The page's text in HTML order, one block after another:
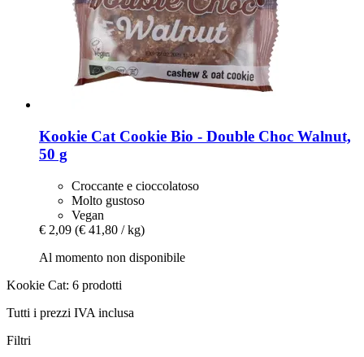
Kookie Cat Cookie Bio -​ Double Choc Walnut,
50 g
Croccante e cioccolatoso
Molto gustoso
Vegan
€ 2,09 (€ 41,80 / kg)
Al momento non disponibile
Kookie Cat: 6 prodotti
Tutti i prezzi IVA inclusa
Filtri